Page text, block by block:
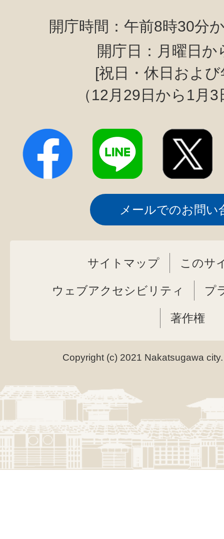
開庁時間：午前8時30分
開庁日：月曜日か
[祝日・休日およ
（12月29日から1月
メールでのお問い
サイトマップ このサ
ウェブアクセシビリティ プ
著作権
Copyright (c) 2021 Nakatsugawa